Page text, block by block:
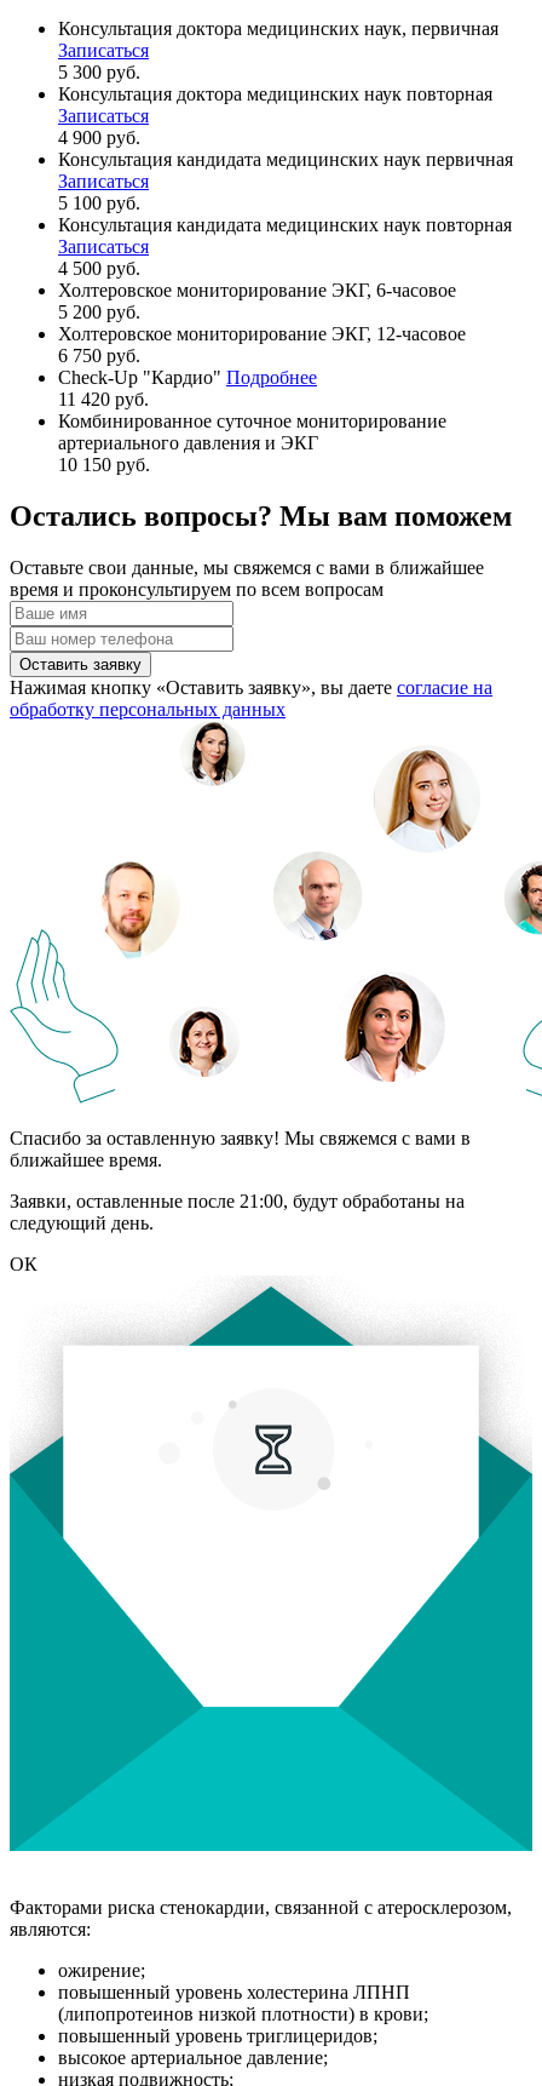
Консультация доктора медицинских наук, первичная
Записаться
5 300 руб.
Консультация доктора медицинских наук повторная
Записаться
4 900 руб.
Консультация кандидата медицинских наук первичная
Записаться
5 100 руб.
Консультация кандидата медицинских наук повторная
Записаться
4 500 руб.
Холтеровское мониторирование ЭКГ, 6-часовое
5 200 руб.
Холтеровское мониторирование ЭКГ, 12-часовое
6 750 руб.
Check-Up "Кардио" Подробнее
11 420 руб.
Комбинированное cуточное мониторирование
артериального давления и ЭКГ
10 150 руб.
Остались вопросы? Мы вам поможем
Оставьте свои данные, мы свяжемся с вами в ближайшее
время и проконсультируем по всем вопросам
Оставить заявку
Нажимая кнопку «Оставить заявку», вы даете согласие на
обработку персональных данных
Спасибо за оставленную заявку! Мы свяжемся с вами в
ближайшее время.
Заявки, оставленные после 21:00, будут обработаны на
следующий день.
ОК
Факторами риска стенокардии, связанной с атеросклерозом,
являются:
ожирение;
повышенный уровень холестерина ЛПНП
(липопротеинов низкой плотности) в крови;
повышенный уровень триглицеридов;
высокое артериальное давление;
низкая подвижность;